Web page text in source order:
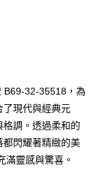
。 讓您購物簡單
B69-32-35518，為
了現代與經典元
調。透過柔和的
都閃耀著精緻的美
滿靈感與驚喜。